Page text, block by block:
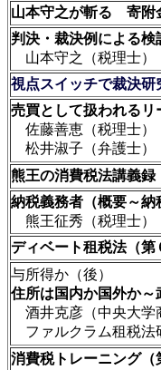
山本守之が斬る 寄附
判決・裁決例による検
山本守之（税理士）
視点スイッチで裁決
売買として扱われるリ
佐藤善恵（税理士）
松井淑子（弁護士）
熊王の消費税法講義録
納税義務者（概要～納
熊王征秀（税理士）
ディベート租税法（第
与所得か（後）
住所は国内か国外か～
酒井克彦（中央大学
ファルクラム租税法
消費税トレーニング